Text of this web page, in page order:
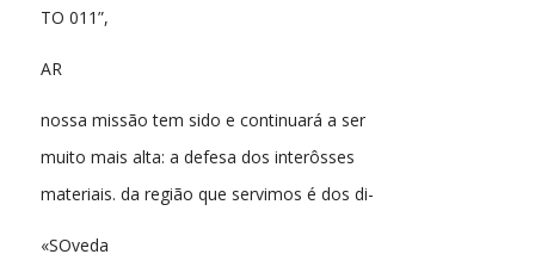
TO 011”,
AR
nossa missão tem sido e continuará a ser
muito mais alta: a defesa dos interôsses
materiais. da região que servimos é dos di-
«SOveda